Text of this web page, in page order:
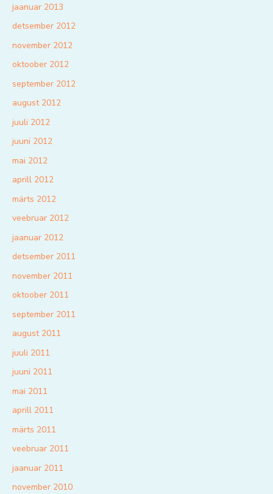
jaanuar 2013
detsember 2012
november 2012
oktoober 2012
september 2012
august 2012
juuli 2012
juuni 2012
mai 2012
aprill 2012
märts 2012
veebruar 2012
jaanuar 2012
detsember 2011
november 2011
oktoober 2011
september 2011
august 2011
juuli 2011
juuni 2011
mai 2011
aprill 2011
märts 2011
veebruar 2011
jaanuar 2011
november 2010